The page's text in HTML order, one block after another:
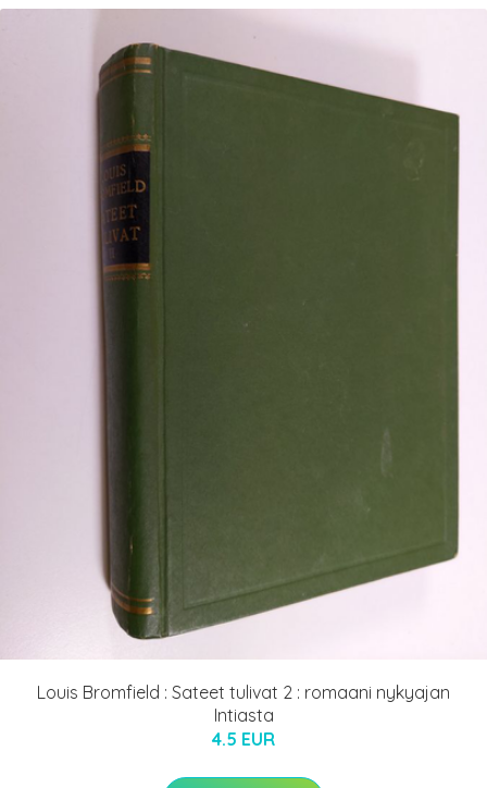
Louis Bromfield : Sateet tulivat 2 : romaani nykyajan
Intiasta
4.5 EUR